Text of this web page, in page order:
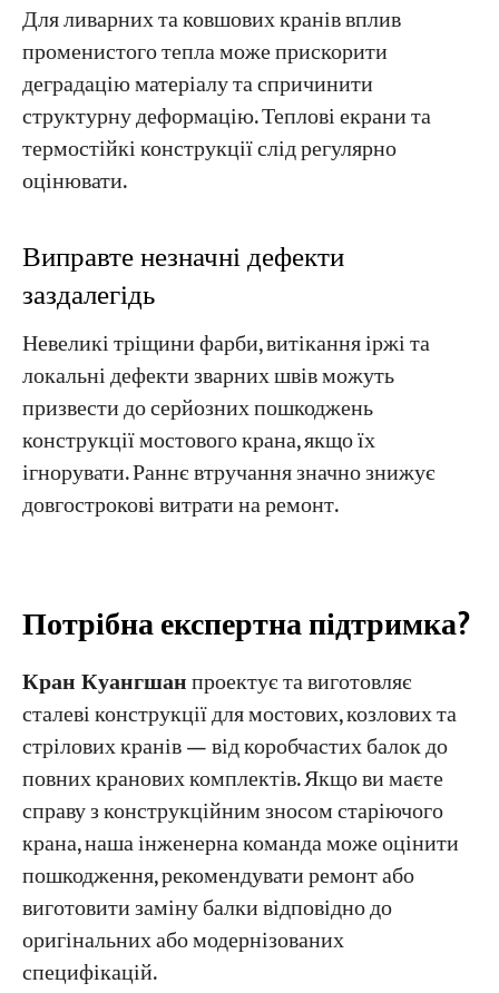
Для ливарних та ковшових кранів вплив
променистого тепла може прискорити
деградацію матеріалу та спричинити
структурну деформацію. Теплові екрани та
термостійкі конструкції слід регулярно
оцінювати.
Виправте незначні дефекти
заздалегідь
Невеликі тріщини фарби, витікання іржі та
локальні дефекти зварних швів можуть
призвести до серйозних пошкоджень
конструкції мостового крана, якщо їх
ігнорувати. Раннє втручання значно знижує
довгострокові витрати на ремонт.
Потрібна експертна підтримка?
Кран Куангшанпроектує та виготовляє
сталеві конструкції для мостових, козлових та
стрілових кранів — від коробчастих балок до
повних кранових комплектів. Якщо ви маєте
справу з конструкційним зносом старіючого
крана, наша інженерна команда може оцінити
пошкодження, рекомендувати ремонт або
виготовити заміну балки відповідно до
оригінальних або модернізованих
специфікацій.